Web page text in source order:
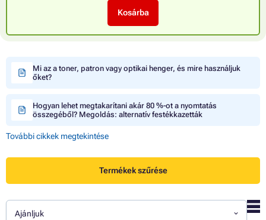
Kosárba
Mi az a toner, patron vagy optikai henger, és mire használjuk
őket?
Hogyan lehet megtakarítani akár 80 %-ot a nyomtatás
összegéből? Megoldás: alternatív festékkazetták
További cikkek megtekintése
Termékek szűrése
Ajánljuk